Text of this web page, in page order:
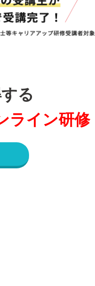
る
ライン研修